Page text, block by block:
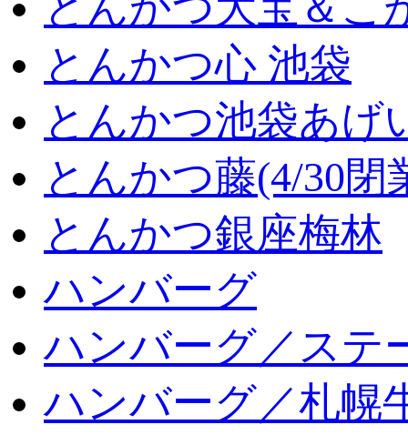
とんかつ心 池袋
とんかつ池袋あげ
とんかつ藤(4/30閉
とんかつ銀座梅林
ハンバーグ
ハンバーグ／ステ
ハンバーグ／札幌